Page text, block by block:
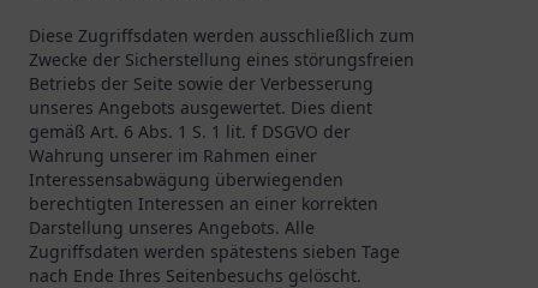
Diese Zugriffsdaten werden ausschließlich zum
Zwecke der Sicherstellung eines störungsfreien
Betriebs der Seite sowie der Verbesserung
unseres Angebots ausgewertet. Dies dient
gemäß Art. 6 Abs. 1 S. 1 lit. f DSGVO der
Wahrung unserer im Rahmen einer
Interessensabwägung überwiegenden
berechtigten Interessen an einer korrekten
Darstellung unseres Angebots. Alle
Zugriffsdaten werden spätestens sieben Tage
nach Ende Ihres Seitenbesuchs gelöscht.